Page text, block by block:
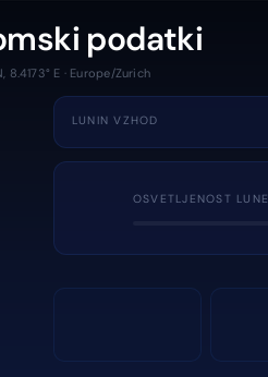
podatki
8.4173° E · Europe/Zurich
LUNIN VZHOD
OSVETLJENOST LUNE